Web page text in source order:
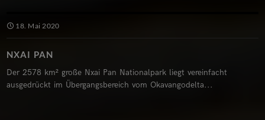
18. Mai 2020
NXAI PAN
Der 2578 km² große Nxai Pan Nationalpark liegt vereinfacht
ausgedrückt im Übergangsbereich vom Okavangodelta...